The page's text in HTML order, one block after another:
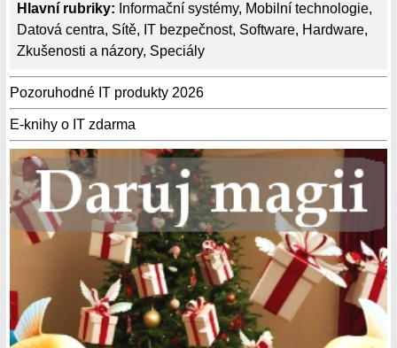
Hlavní rubriky: Informační systémy, Mobilní technologie,
Datová centra, Sítě, IT bezpečnost, Software, Hardware,
Zkušenosti a názory, Speciály
Pozoruhodné IT produkty 2026
E-knihy o IT zdarma